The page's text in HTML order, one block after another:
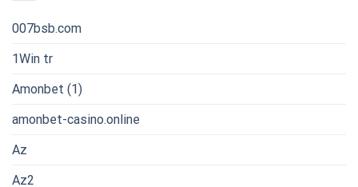
007bsb.com
1Win tr
Amonbet (1)
amonbet-casino.online
Az
Az2